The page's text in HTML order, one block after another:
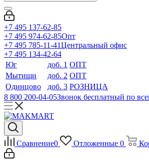
+7 495 137-62-85
+7 495 974-62-85Опт
+7 495 785-11-41Центральный офис
+7 495 134-42-64
Юг
доб. 1 ОПТ
Мытищи
доб. 2 ОПТ
Одинцово
доб. 3 РОЗНИЦА
8 800 200-04-05Звонок бесплатный по
Сравнение0 Отложенные 0